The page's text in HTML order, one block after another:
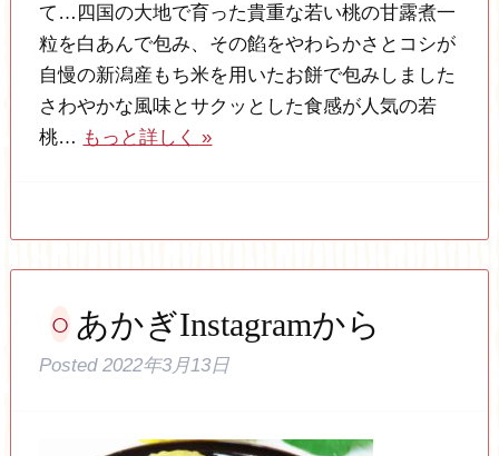
て…四国の大地で育った貴重な若い桃の甘露煮一
粒を白あんで包み、その餡をやわらかさとコシが
自慢の新潟産もち米を用いたお餅で包みしました
さわやかな風味とサクッとした食感が人気の若
桃… もっと詳しく »
あかぎInstagramから
Posted2022年3月13日